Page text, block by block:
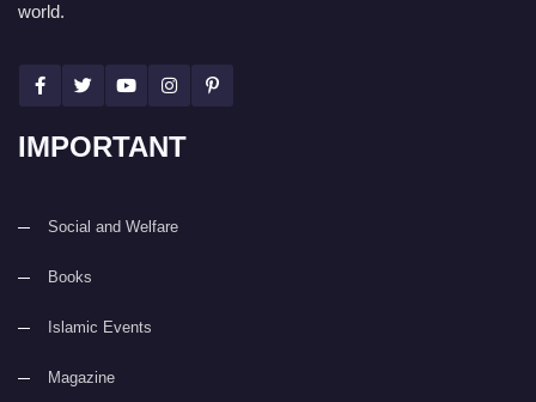
world.
IMPORTANT
Social and Welfare
Books
Islamic Events
Magazine